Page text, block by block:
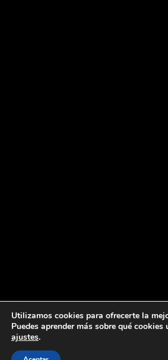
Utilizamos cookies para ofrecerte la
Puedes aprender más sobre qué
ajustes.